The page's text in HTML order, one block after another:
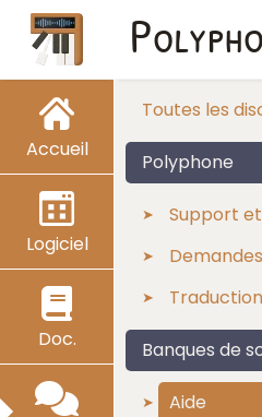
Accueil
Logiciel
Doc.
Toutes les
Polyphone
Support
Traduction
Banques de
Aide